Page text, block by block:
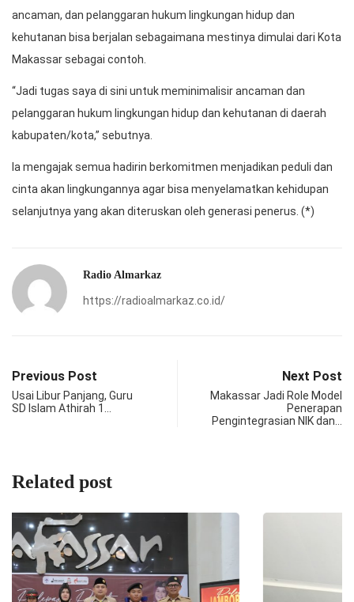
ancaman, dan pelanggaran hukum lingkungan hidup dan
kehutanan bisa berjalan sebagaimana mestinya dimulai dari Kota
Makassar sebagai contoh.
“Jadi tugas saya di sini untuk meminimalisir ancaman dan
pelanggaran hukum lingkungan hidup dan kehutanan di daerah
kabupaten/kota,” sebutnya.
Ia mengajak semua hadirin berkomitmen menjadikan peduli dan
cinta akan lingkungannya agar bisa menyelamatkan kehidupan
selanjutnya yang akan diteruskan oleh generasi penerus. (*)
Radio Almarkaz
https://radioalmarkaz.co.id/
Previous Post
Usai Libur Panjang, Guru
SD Islam Athirah 1…
Next Post
Makassar Jadi Role Model
Penerapan
Pengintegrasian NIK dan…
Related post